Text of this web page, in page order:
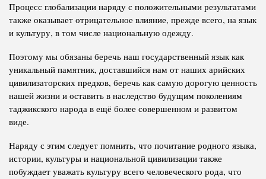
Процесс глобализации наряду с положительными результатами
также оказывает отрицательное влияние, прежде всего, на язык
и культуру, в том числе национальную одежду.
Поэтому мы обязаны беречь наш государственный язык как
уникальный памятник, доставшийся нам от наших арийских
цивилизаторских предков, беречь как самую дорогую ценность
нашей жизни и оставить в наследство будущим поколениям
таджикского народа в ещё более совершенном и развитом
виде.
Наряду с этим следует помнить, что почитание родного языка,
истории, культуры и национальной цивилизации также
побуждает уважать культуру всего человеческого рода, что